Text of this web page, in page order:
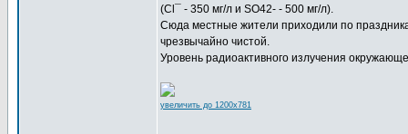
(Cl¯ - 350 мг/л и SO42- - 500 мг/л).
Сюда местные жители приходили по
чрезвычайно чистой.
Уровень радиоактивного излучения
увеличить до 1200x781